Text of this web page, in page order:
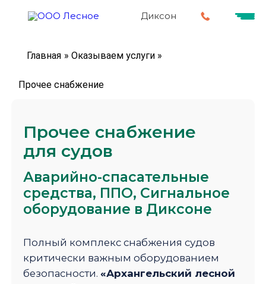
Диксон
Главная » Оказываем услуги »
Прочее снабжение
Прочее снабжение
для судов
Аварийно-спасательные
средства, ППО, Сигнальное
оборудование в Диксоне
Полный комплекс снабжения судов
критически важным оборудованием
безопасности. «Архангельский лесной